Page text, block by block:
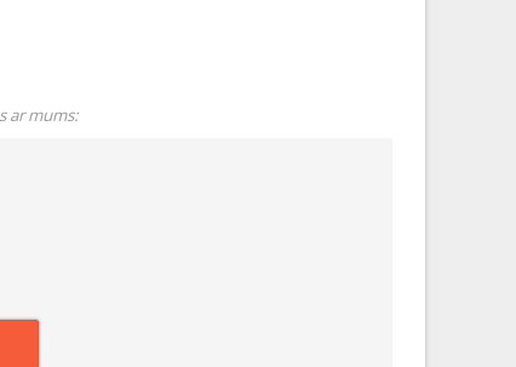
ar mums: